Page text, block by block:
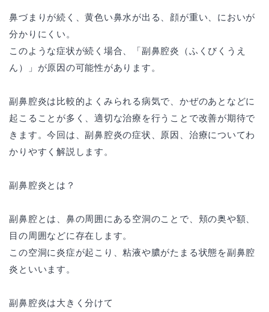
鼻づまりが続く、黄色い鼻水が出る、顔が重い、においが
分かりにくい。
このような症状が続く場合、「副鼻腔炎（ふくびくうえ
ん）」が原因の可能性があります。
副鼻腔炎は比較的よくみられる病気で、かぜのあとなどに
起こることが多く、適切な治療を行うことで改善が期待で
きます。今回は、副鼻腔炎の症状、原因、治療についてわ
かりやすく解説します。
副鼻腔炎とは？
副鼻腔とは、鼻の周囲にある空洞のことで、頬の奥や額、
目の周囲などに存在します。
この空洞に炎症が起こり、粘液や膿がたまる状態を副鼻腔
炎といいます。
副鼻腔炎は大きく分けて